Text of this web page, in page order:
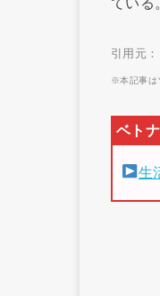
引用元
※本記事は
生